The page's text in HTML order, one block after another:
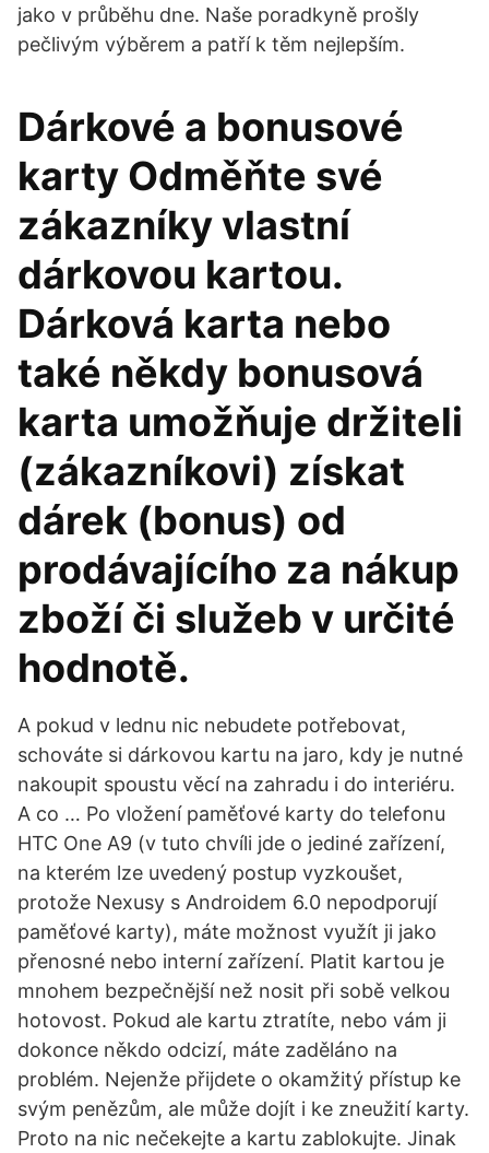
jako v průběhu dne. Naše poradkyně prošly
pečlivým výběrem a patří k těm nejlepším.
Dárkové a bonusové
karty Odměňte své
zákazníky vlastní
dárkovou kartou.
Dárková karta nebo
také někdy bonusová
karta umožňuje držiteli
(zákazníkovi) získat
dárek (bonus) od
prodávajícího za nákup
zboží či služeb v určité
hodnotě.
A pokud v lednu nic nebudete potřebovat,
schováte si dárkovou kartu na jaro, kdy je nutné
nakoupit spoustu věcí na zahradu i do interiéru.
A co … Po vložení paměťové karty do telefonu
HTC One A9 (v tuto chvíli jde o jediné zařízení,
na kterém lze uvedený postup vyzkoušet,
protože Nexusy s Androidem 6.0 nepodporují
paměťové karty), máte možnost využít ji jako
přenosné nebo interní zařízení. Platit kartou je
mnohem bezpečnější než nosit při sobě velkou
hotovost. Pokud ale kartu ztratíte, nebo vám ji
dokonce někdo odcizí, máte zaděláno na
problém. Nejenže přijdete o okamžitý přístup ke
svým penězům, ale může dojít i ke zneužití karty.
Proto na nic nečekejte a kartu zablokujte. Jinak